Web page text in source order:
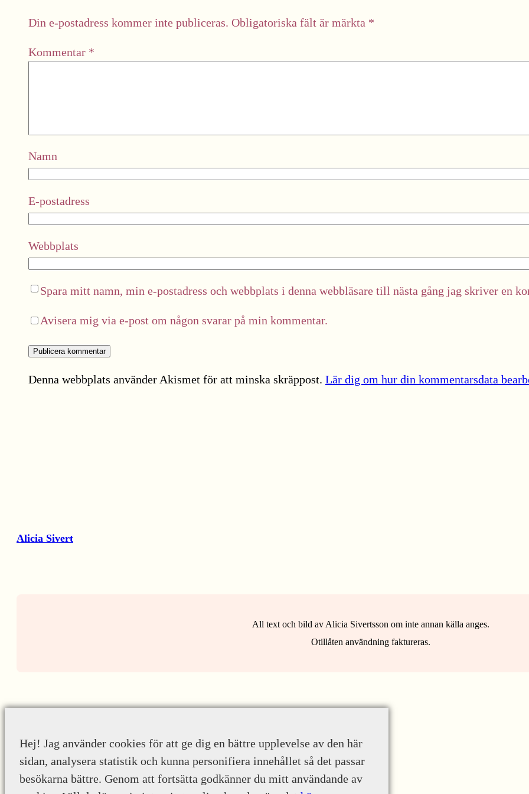
Din e-postadress kommer inte publiceras. Obligatoriska fält är märkta *
Kommentar *
Namn
E-postadress
Webbplats
Spara mitt namn, min e-postadress och webbplats i denna webbläsare till nästa gång jag skriver en
Avisera mig via e-post om någon svarar på min kommentar.
Denna webbplats använder Akismet för att minska skräppost. Lär dig om hur din kommentarsdata
Alicia Sivert
All text och bild av Alicia Sivertsson om inte annan källa anges.
Otillåten användning faktureras.
Hej! Jag använder cookies för att ge dig en bättre upplevelse av den här
sidan, analysera statistik och kunna personifiera innehållet så det passar
besökarna bättre. Genom att fortsätta godkänner du mitt användande av